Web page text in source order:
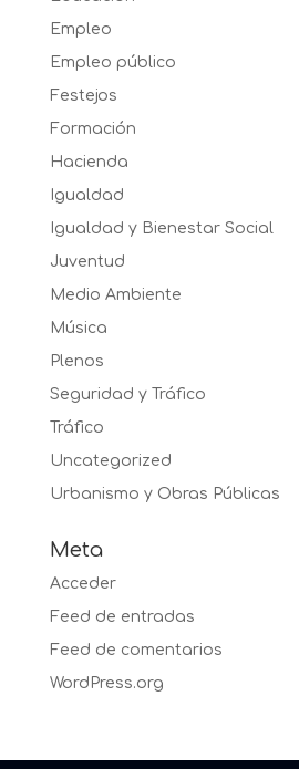
Empleo
Empleo público
Festejos
Formación
Hacienda
Igualdad
Igualdad y Bienestar Social
Juventud
Medio Ambiente
Música
Plenos
Seguridad y Tráfico
Tráfico
Uncategorized
Urbanismo y Obras Públicas
Meta
Acceder
Feed de entradas
Feed de comentarios
WordPress.org